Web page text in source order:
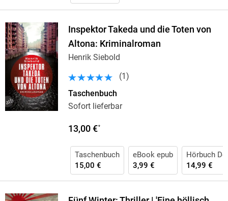
Inspektor Takeda und die Toten von
Altona: Kriminalroman
Henrik Siebold
(1 )
Taschenbuch
Sofort lieferbar
13,00 €*
Taschenbuch
15,00 €
eBook epub
3,99 €
Hörbuch
14,99 €